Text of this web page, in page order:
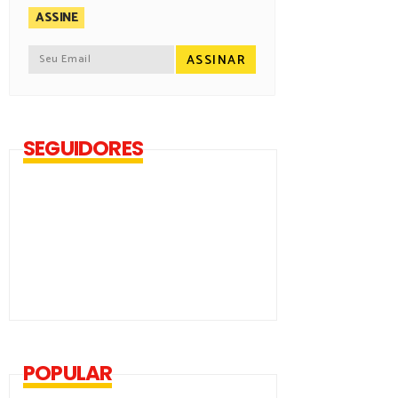
ASSINE
SEGUIDORES
POPULAR